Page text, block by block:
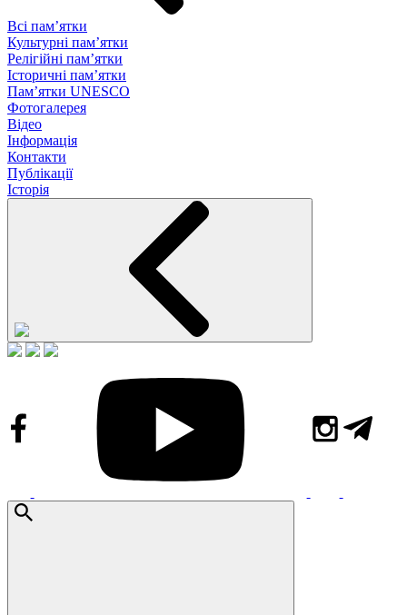
Всі пам’ятки
Культурні пам’ятки
Релігійні пам’ятки
Історичні пам’ятки
Пам’ятки UNESCO
Фотогалерея
Відео
Інформація
Контакти
Публікації
Історія